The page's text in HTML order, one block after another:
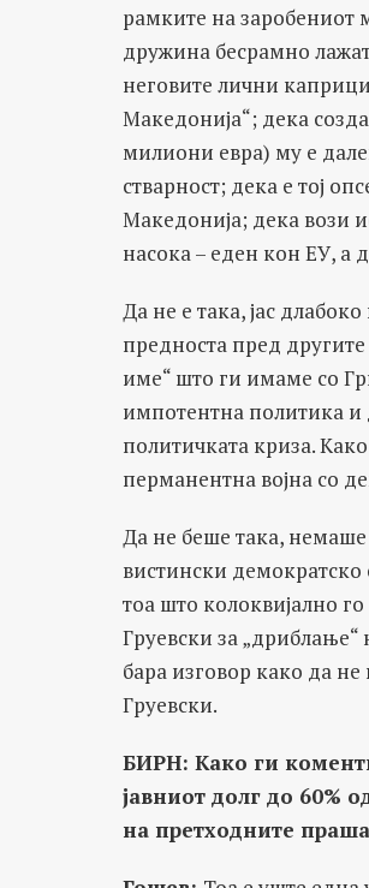
рамките на заробениот
дружина бесрамно
неговите лични
Македонија“; дека
милиони евра) му е
стварност; дека е тој
Македонија; дека вози
насока – еден кон ЕУ, а
Да не е така, јас
предноста пред
име“ што ги имаме со
импотентна политика и
политичката криза.
перманентна војна со
Да не беше така,
вистински
тоа што колоквијално
Груевски за „дриблање“
бара изговор како да
Груевски.
БИРН: Како ги
јавниот долг до 60%
на претходните